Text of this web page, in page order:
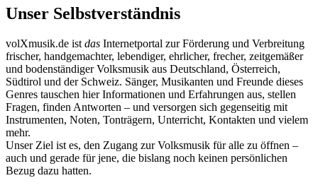
Unser Selbstverständnis
volXmusik.de ist das Internetportal zur Förderung und Verbreitung
frischer, handgemachter, lebendiger, ehrlicher, frecher, zeitgemäßer
und bodenständiger Volksmusik aus Deutschland, Österreich,
Südtirol und der Schweiz. Sänger, Musikanten und Freunde dieses
Genres tauschen hier Informationen und Erfahrungen aus, stellen
Fragen, finden Antworten – und versorgen sich gegenseitig mit
Instrumenten, Noten, Tonträgern, Unterricht, Kontakten und vielem
mehr.
Unser Ziel ist es, den Zugang zur Volksmusik für alle zu öffnen –
auch und gerade für jene, die bislang noch keinen persönlichen
Bezug dazu hatten.